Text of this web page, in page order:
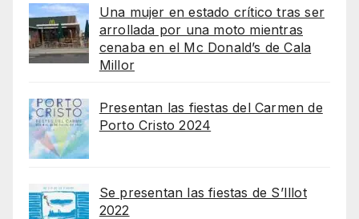
Una mujer en estado crítico tras ser
arrollada por una moto mientras
cenaba en el Mc Donald’s de Cala
Millor
Presentan las fiestas del Carmen de
Porto Cristo 2024
Se presentan las fiestas de S’Illot
2022